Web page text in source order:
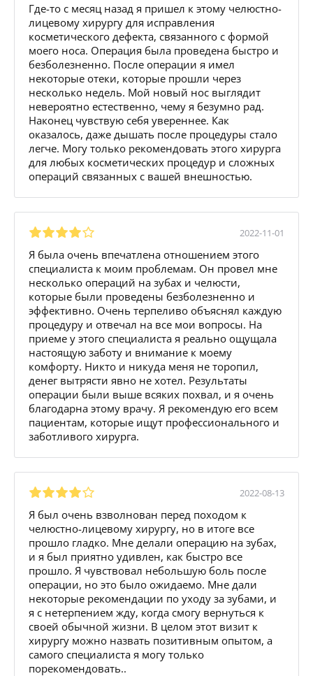
Где-то с месяц назад я пришел к этому челюстно-
лицевому хирургу для исправления
косметического дефекта, связанного с формой
моего носа. Операция была проведена быстро и
безболезненно. После операции я имел
некоторые отеки, которые прошли через
несколько недель. Мой новый нос выглядит
невероятно естественно, чему я безумно рад.
Наконец чувствую себя увереннее. Как
оказалось, даже дышать после процедуры стало
легче. Могу только рекомендовать этого хирурга
для любых косметических процедур и сложных
операций связанных с вашей внешностью.
2022-11-01
Я была очень впечатлена отношением этого
специалиста к моим проблемам. Он провел мне
несколько операций на зубах и челюсти,
которые были проведены безболезненно и
эффективно. Очень терпеливо объяснял каждую
процедуру и отвечал на все мои вопросы. На
приеме у этого специалиста я реально ощущала
настоящую заботу и внимание к моему
комфорту. Никто и никуда меня не торопил,
денег вытрясти явно не хотел. Результаты
операции были выше всяких похвал, и я очень
благодарна этому врачу. Я рекомендую его всем
пациентам, которые ищут профессионального и
заботливого хирурга.
2022-08-13
Я был очень взволнован перед походом к
челюстно-лицевому хирургу, но в итоге все
прошло гладко. Мне делали операцию на зубах,
и я был приятно удивлен, как быстро все
прошло. Я чувствовал небольшую боль после
операции, но это было ожидаемо. Мне дали
некоторые рекомендации по уходу за зубами, и
я с нетерпением жду, когда смогу вернуться к
своей обычной жизни. В целом этот визит к
хирургу можно назвать позитивным опытом, а
самого специалиста я могу только
порекомендовать..